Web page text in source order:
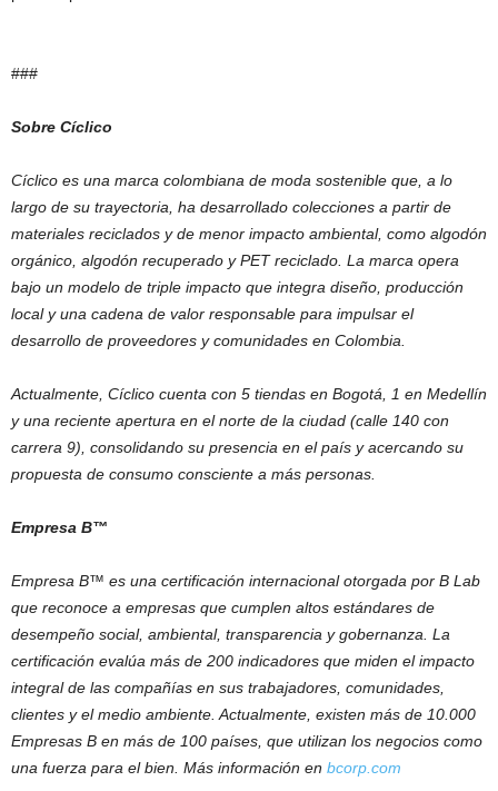
###
Sobre Cíclico
Cíclico es una marca colombiana de moda sostenible que, a lo
largo de su trayectoria, ha desarrollado colecciones a partir de
materiales reciclados y de menor impacto ambiental, como algodón
orgánico, algodón recuperado y PET reciclado. La marca opera
bajo un modelo de triple impacto que integra diseño, producción
local y una cadena de valor responsable para impulsar el
desarrollo de proveedores y comunidades en Colombia.
Actualmente, Cíclico cuenta con 5 tiendas en Bogotá, 1 en Medellín
y una reciente apertura en el norte de la ciudad (calle 140 con
carrera 9), consolidando su presencia en el país y acercando su
propuesta de consumo consciente a más personas.
Empresa B™
Empresa B™ es una certificación internacional otorgada por B Lab
que reconoce a empresas que cumplen altos estándares de
desempeño social, ambiental, transparencia y gobernanza. La
certificación evalúa más de 200 indicadores que miden el impacto
integral de las compañías en sus trabajadores, comunidades,
clientes y el medio ambiente. Actualmente, existen más de 10.000
Empresas B en más de 100 países, que utilizan los negocios como
una fuerza para el bien. Más información en bcorp.com